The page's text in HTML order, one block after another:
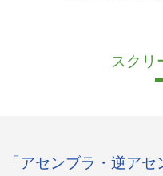
スクリ
「アセンブラ・逆ア